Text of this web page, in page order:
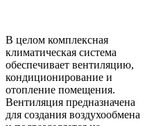
В целом комплексная
климатическая система
обеспечивает вентиляцию,
кондиционирование и
отопление помещения.
Вентиляция предназначена
для создания воздухообмена